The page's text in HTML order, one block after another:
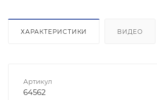
ХАРАКТЕРИСТИКИ ВИДЕО
Артикул
64562